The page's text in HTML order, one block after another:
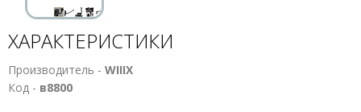
ХАРАКТЕРИСТИКИ
Производитель - WIIIX
Код - в8800